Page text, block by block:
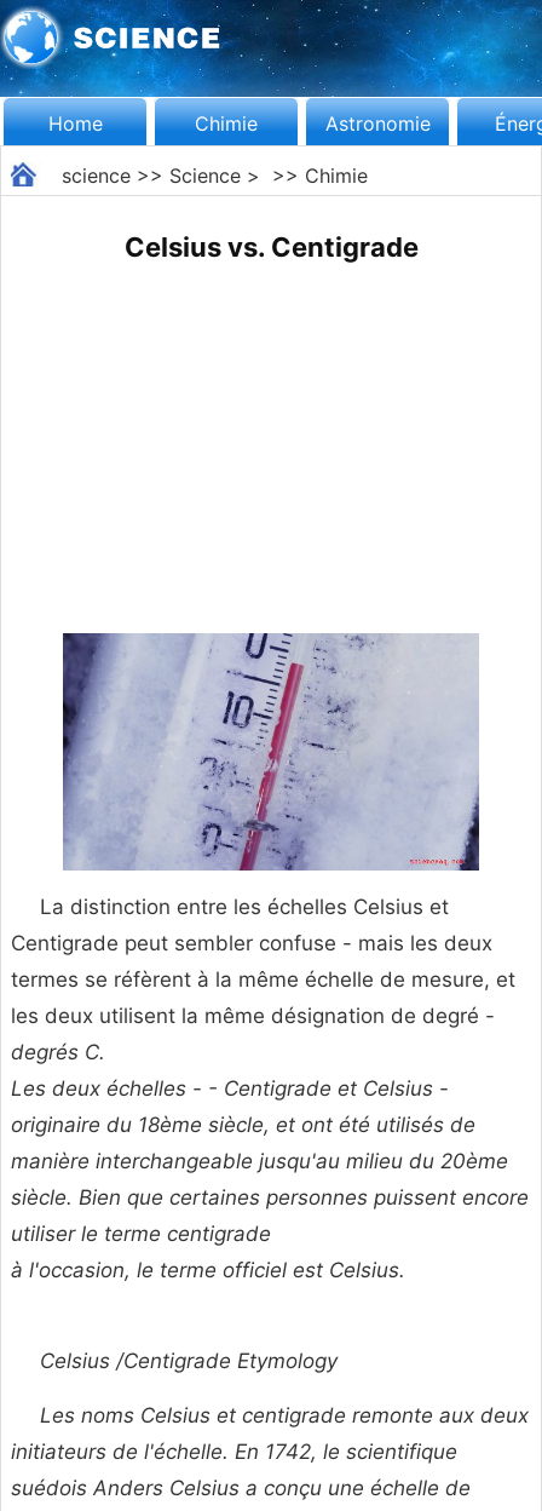
Home Chimie Astronomie
science>> Science> >> Chimie
Celsius vs. Centigrade
La distinction entre les échelles Celsius et
Centigrade peut sembler confuse - mais les deux
termes se réfèrent à la même échelle de mesure, et
les deux utilisent la même désignation de degré -
degrés C.
Les deux échelles - - Centigrade et Celsius -
originaire du 18ème siècle, et ont été utilisés de
manière interchangeable jusqu'au milieu du 20ème
siècle. Bien que certaines personnes puissent encore
utiliser le terme centigrade
à l'occasion, le terme officiel est Celsius.
Celsius /Centigrade Etymology
Les noms Celsius et centigrade remonte aux deux
initiateurs de l'échelle. En 1742, le scientifique
suédois Anders Celsius a conçu une échelle de